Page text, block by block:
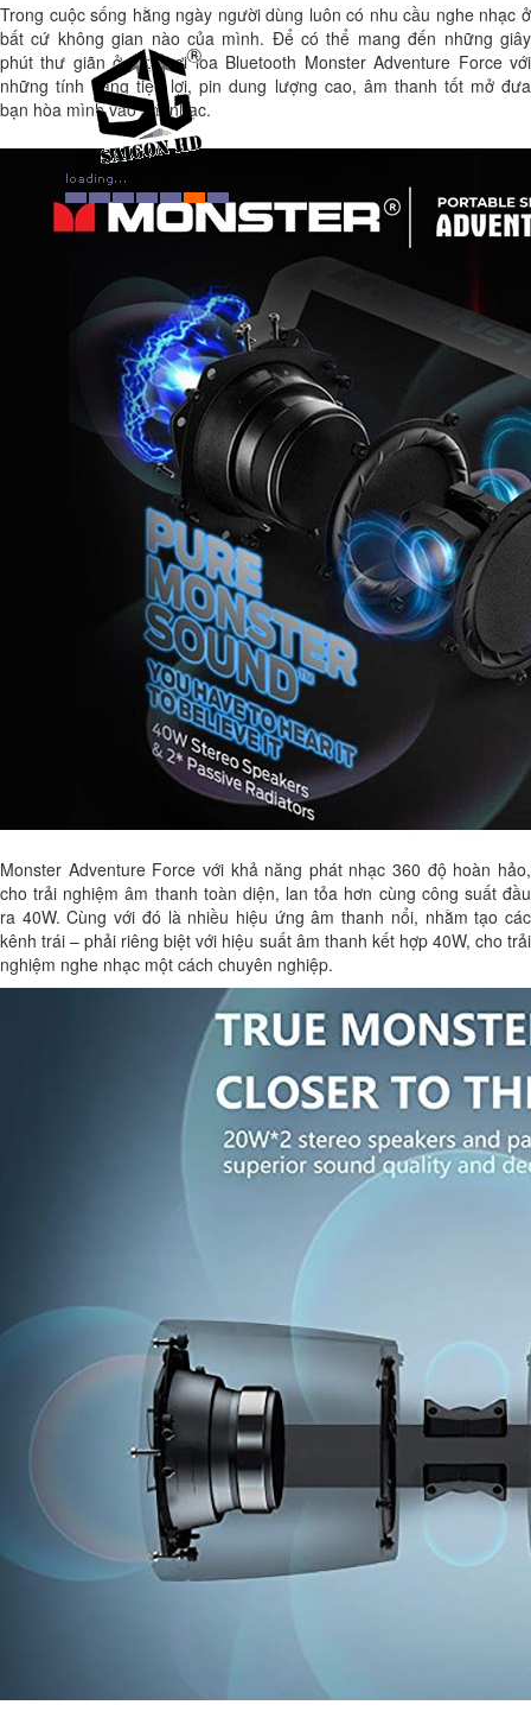
Trong cuộc sống hằng ngày người dùng luôn có nhu cầu nghe nhạc ở
bất cứ không gian nào của mình. Để có thể mang đến những giây
phút thư giãn ở mọi nơi loa Bluetooth Monster Adventure Force với
những tính năng tiện lợi, pin dung lượng cao, âm thanh tốt mở đưa
bạn hòa mình vào âm nhạc.
Monster Adventure Force với khả năng phát nhạc 360 độ hoàn hảo,
cho trải nghiệm âm thanh toàn diện, lan tỏa hơn cùng công suất đầu
ra 40W. Cùng với đó là nhiều hiệu ứng âm thanh nổi, nhằm tạo các
kênh trái – phải riêng biệt với hiệu suất âm thanh kết hợp 40W, cho trải
nghiệm nghe nhạc một cách chuyên nghiệp.